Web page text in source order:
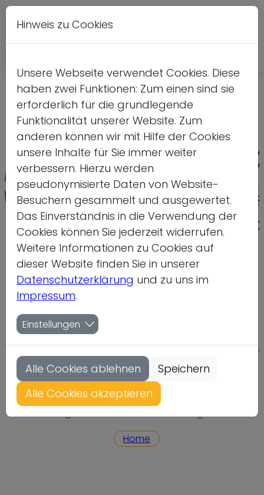
50 Jahre deutsch-japanischer
Sportjugend-Simultanaustausch
im Jahr 2023
Home
Hinweis zu Cookies
Unsere Webseite verwendet Cookies. Diese
haben zwei Funktionen: Zum einen sind sie
erforderlich für die grundlegende
Funktionalität unserer Website. Zum
anderen können wir mit Hilfe der Cookies
unsere Inhalte für Sie immer weiter
verbessern. Hierzu werden
pseudonymisierte Daten von Website-
Besuchern gesammelt und ausgewertet.
Das Einverständnis in die Verwendung der
Cookies können Sie jederzeit widerrufen.
Weitere Informationen zu Cookies auf
dieser Website finden Sie in unserer
Datenschutzerklärung und zu uns im
Impressum.
Einstellungen
Alle Cookies ablehnen
Speichern
Alle Cookies akzeptieren